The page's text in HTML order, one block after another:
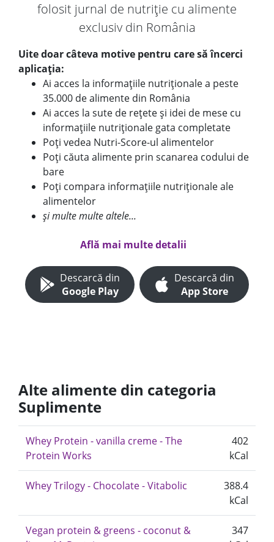
folosit jurnal de nutriție cu alimente
exclusiv din România
Uite doar câteva motive pentru care să încerci
aplicația:
Ai acces la informațiile nutriționale a peste
35.000 de alimente din România
Ai acces la sute de rețete și idei de mese cu
informațiile nutriționale gata completate
Poți vedea Nutri-Score-ul alimentelor
Poți căuta alimente prin scanarea codului de
bare
Poți compara informațiile nutriționale ale
alimentelor
și multe multe altele...
Află mai multe detalii
Descarcă din
Google Play
Descarcă din
App Store
Alte alimente din categoria
Suplimente
Whey Protein - vanilla creme - The
Protein Works
402
kCal
Whey Trilogy - Chocolate - Vitabolic
388.4
kCal
Vegan protein & greens - coconut &
347